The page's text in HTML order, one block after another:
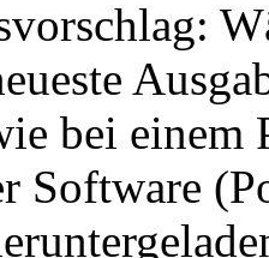
bei einem
Software